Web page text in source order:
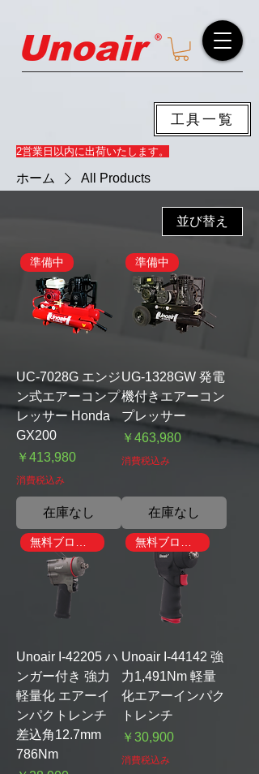
工具一覧
2営業日以内に出荷いたします。
ホーム All Products
並び替え
準備中
UC-7028G エンジ
ン式エアーコンプ
レッサー Honda
GX200
価格
￥413,980
消費税込み
在庫なし
準備中
UG-1328GW 発電
機付きエアーコン
プレッサー
価格
￥463,980
消費税込み
在庫なし
Unoair I-42205 ハ
ンガー付き 強力
軽量化 エアーイ
ンパクトレンチ
差込角12.7mm
786Nm
Unoair I-44142 強
力1,491Nm 軽量
化エアーインパク
トレンチ
価格
￥30,900
消費税込み